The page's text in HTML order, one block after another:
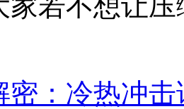
密：冷热冲